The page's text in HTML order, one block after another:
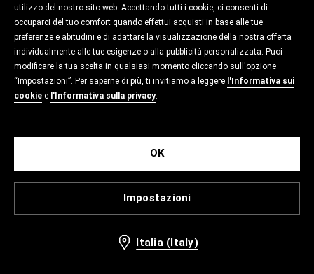
utilizzo del nostro sito web. Accettando tutti i cookie, ci consenti di
occuparci del tuo comfort quando effettui acquisti in base alle tue
preferenze e abitudini e di adattare la visualizzazione della nostra offerta
individualmente alle tue esigenze o alla pubblicità personalizzata. Puoi
modificare la tua scelta in qualsiasi momento cliccando sull'opzione
“Impostazioni”. Per saperne di più, ti invitiamo a leggere l'Informativa sui
cookie e l'Informativa sulla privacy.
Impostazioni
OK
Italia (Italy)